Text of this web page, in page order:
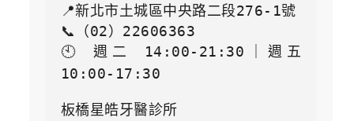
📍新北市土城區中央路二段276-1號
📞（02）22606363
🕙 週二 14:00-21:30｜週五
10:00-17:30
板橋星皓牙醫診所